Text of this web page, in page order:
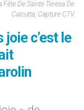
De Sainte Teresa De
Calcutta, Capture CTV
joie c’est le